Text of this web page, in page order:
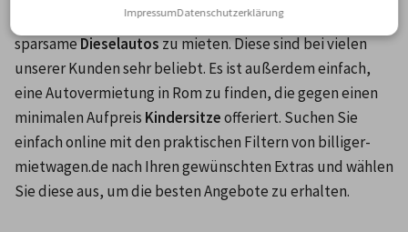
Kunden die Option, in der italienischen Metropole
sparsame Dieselautos zu mieten. Diese sind bei vielen
unserer Kunden sehr beliebt. Es ist außerdem einfach,
eine Autovermietung in Rom zu finden, die gegen einen
minimalen Aufpreis Kindersitze offeriert. Suchen Sie
einfach online mit den praktischen Filtern von billiger-
mietwagen.de nach Ihren gewünschten Extras und wählen
Sie diese aus, um die besten Angebote zu erhalten.
ImpressumDatenschutzerklärung